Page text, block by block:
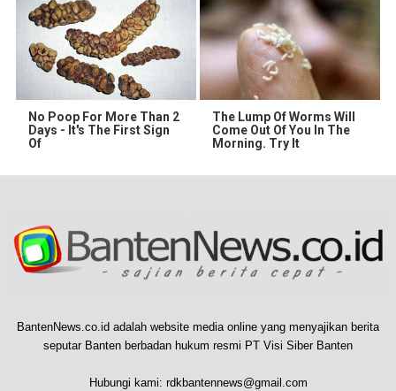
No Poop For More Than 2
Days - It's The First Sign
Of
The Lump Of Worms Will
Come Out Of You In The
Morning. Try It
BantenNews.co.id adalah website media online yang menyajikan berita
seputar Banten berbadan hukum resmi PT Visi Siber Banten
Hubungi kami: rdkbantennews@gmail.com